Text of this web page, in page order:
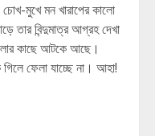
মুখে মন খারাপের কালো
তার বিন্দুমাত্র আগ্রহ দেখা
কাছে আটকে আছে।
ফেলা যাচ্ছে না। আহা!